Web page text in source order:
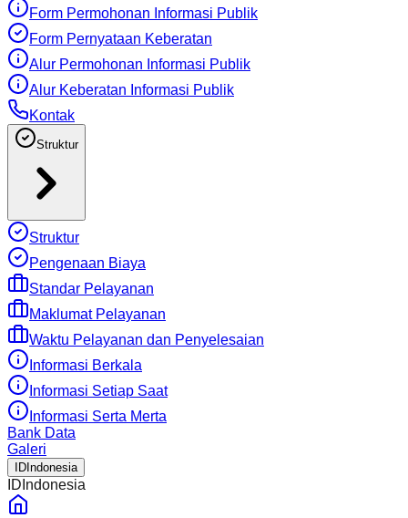
Form Permohonan Informasi Publik
Form Pernyataan Keberatan
Alur Permohonan Informasi Publik
Alur Keberatan Informasi Publik
Kontak
Struktur
Struktur
Pengenaan Biaya
Standar Pelayanan
Maklumat Pelayanan
Waktu Pelayanan dan Penyelesaian
Informasi Berkala
Informasi Setiap Saat
Informasi Serta Merta
Bank Data
Galeri
ID Indonesia
ID Indonesia